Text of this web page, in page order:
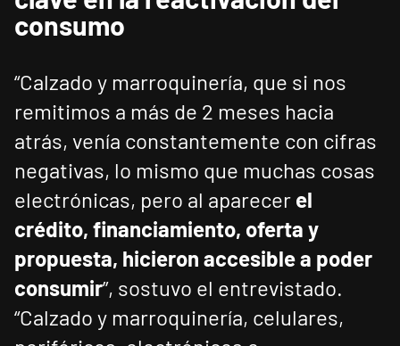
consumo
“Calzado y marroquinería, que si nos
remitimos a más de 2 meses hacia
atrás, venía constantemente con cifras
negativas, lo mismo que muchas cosas
electrónicas, pero al aparecer el
crédito, financiamiento, oferta y
propuesta, hicieron accesible a poder
consumir”, sostuvo el entrevistado.
“Calzado y marroquinería, celulares,